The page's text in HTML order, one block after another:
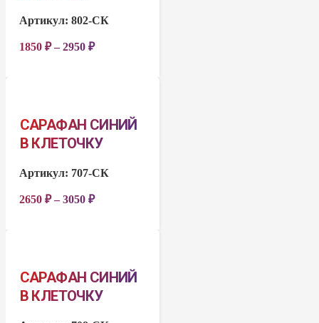
Артикул:802-СК
1850₽–2950₽
САРАФАН СИНИЙ
В КЛЕТОЧКУ
Артикул: 707-СК
2650₽–3050₽
САРАФАН СИНИЙ
В КЛЕТОЧКУ